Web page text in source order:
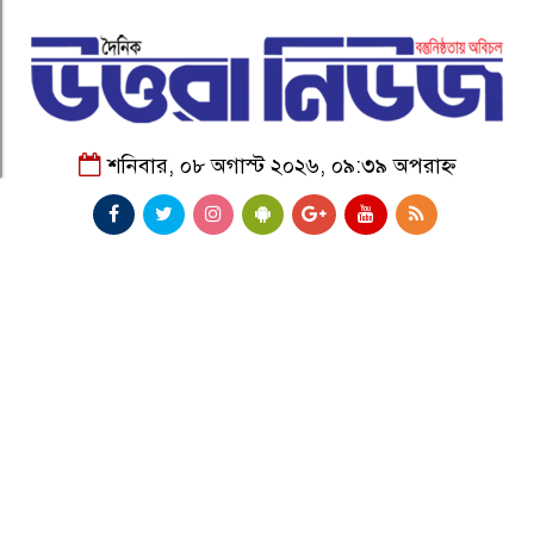
শনিবার, ০৮ অগাস্ট ২০২৬, ০৯:৩৯ অপরাহ্ন